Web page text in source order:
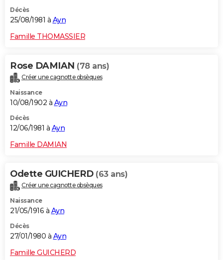
Décès
25/08/1981 à Ayn
Famille THOMASSIER
Rose DAMIAN (78 ans)
Créer une cagnotte obsèques
Naissance
10/08/1902 à Ayn
Décès
12/06/1981 à Ayn
Famille DAMIAN
Odette GUICHERD (63 ans)
Créer une cagnotte obsèques
Naissance
21/05/1916 à Ayn
Décès
27/01/1980 à Ayn
Famille GUICHERD